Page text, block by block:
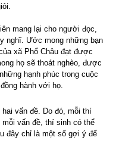
mang lại cho người đọc,
nghĩ. Ước mong những bạn
xã Phổ Châu đạt được
họ sẽ thoát nghèo, được
hạnh phúc trong cuộc
hành với họ.
vấn đề. Do đó, mỗi thí
vấn đề, thí sinh có thể
đây chỉ là một số gợi ý để